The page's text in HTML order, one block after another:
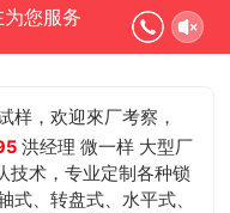
您服务
样，欢迎來厂考察，
洪经理 微一样 大型厂
技术，专业定制各种锁
式、转盘式、水平式、